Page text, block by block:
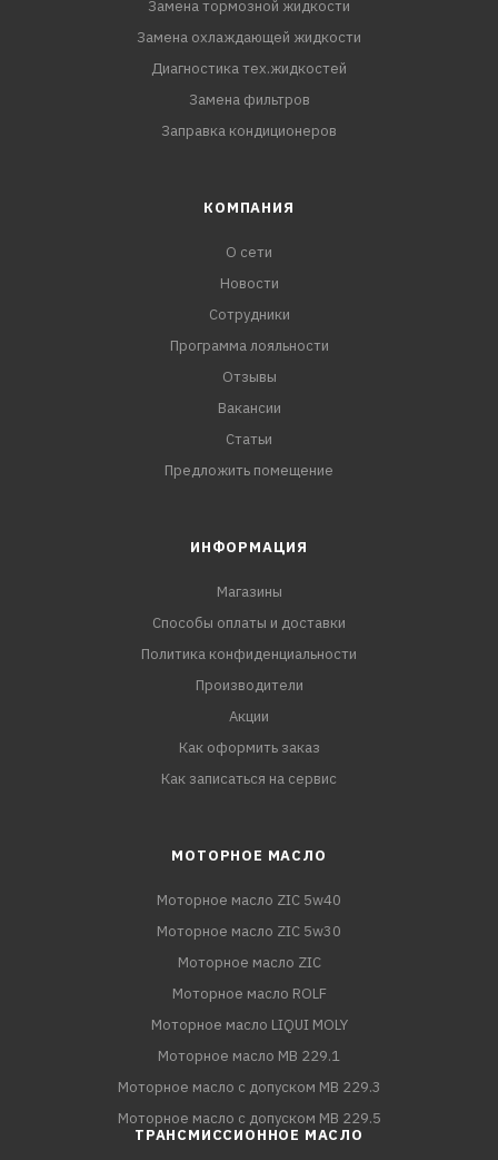
Замена тормозной жидкости
Замена охлаждающей жидкости
Диагностика тех.жидкостей
Замена фильтров
Заправка кондиционеров
КОМПАНИЯ
О сети
Новости
Сотрудники
Программа лояльности
Отзывы
Вакансии
Статьи
Предложить помещение
ИНФОРМАЦИЯ
Магазины
Способы оплаты и доставки
Политика конфиденциальности
Производители
Акции
Как оформить заказ
Как записаться на сервис
МОТОРНОЕ МАСЛО
Моторное масло ZIC 5w40
Моторное масло ZIC 5w30
Моторное масло ZIC
Моторное масло ROLF
Моторное масло LIQUI MOLY
Моторное масло MB 229.1
Моторное масло с допуском MB 229.3
Моторное масло с допуском MB 229.5
ТРАНСМИССИОННОЕ МАСЛО